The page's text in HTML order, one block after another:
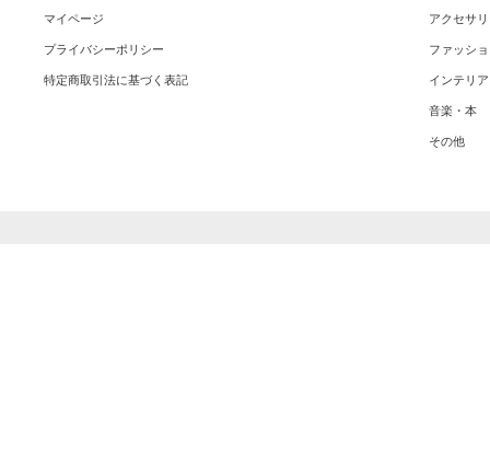
マイページ
プライバシーポリシー
特定商取引法に基づく表記
アクセサ
ファッシ
インテリア
音楽・本
その他